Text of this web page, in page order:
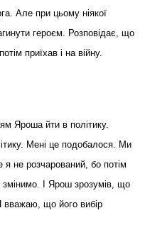
Але при цьому ніякої
героєм. Розповідає, що
приїхав і на війну.
Яроша йти в політику.
Мені це подобалося. Ми
не розчарований, бо потім
І Ярош зрозумів, що
вважаю, що його вибір